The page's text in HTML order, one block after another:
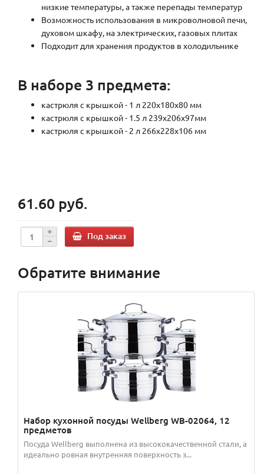
низкие температуры, а также перепады температур
Возможность использования в микроволновой печи,
духовом шкафу, на электрических, газовых плитах
Подходит для хранения продуктов в холодильнике
В наборе 3 предмета:
кастрюля с крышкой - 1 л 220х180х80 мм
кастрюля с крышкой - 1.5 л 239х206х97мм
кастрюля с крышкой - 2 л 266х228х106 мм
61.60 руб.
Под заказ
Обратите внимание
Набор кухонной посуды Wellberg WB-02064, 12
предметов
Посуда Wellberg выполнена из высококачественной стали, а
идеально ровная внутренняя поверхность з...